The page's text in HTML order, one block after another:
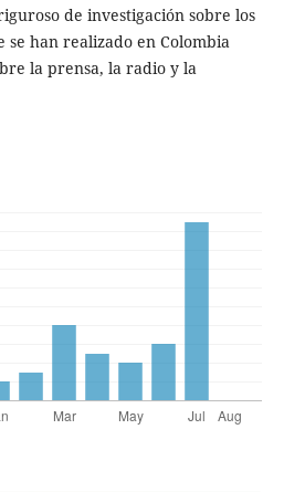
de investigación sobre los
se han realizado en Colombia
la prensa, la radio y la